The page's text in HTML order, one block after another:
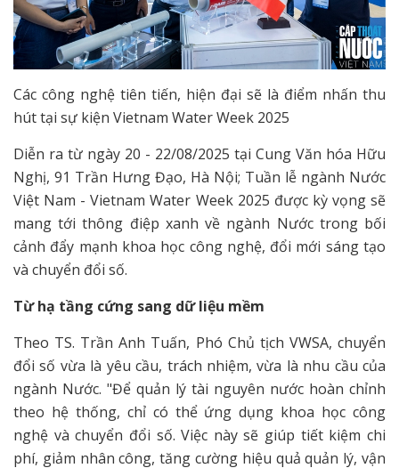
Các công nghệ tiên tiến, hiện đại sẽ là điểm nhấn thu
hút tại sự kiện Vietnam Water Week 2025
Diễn ra từ ngày 20 - 22/08/2025 tại Cung Văn hóa Hữu
Nghị, 91 Trần Hưng Đạo, Hà Nội; Tuần lễ ngành Nước
Việt Nam - Vietnam Water Week 2025 được kỳ vọng sẽ
mang tới thông điệp xanh về ngành Nước trong bối
cảnh đẩy mạnh khoa học công nghệ, đổi mới sáng tạo
và chuyển đổi số.
Từ hạ tầng cứng sang dữ liệu mềm
Theo TS. Trần Anh Tuấn, Phó Chủ tịch VWSA, chuyển
đổi số vừa là yêu cầu, trách nhiệm, vừa là nhu cầu của
ngành Nước. "Để quản lý tài nguyên nước hoàn chỉnh
theo hệ thống, chỉ có thể ứng dụng khoa học công
nghệ và chuyển đổi số. Việc này sẽ giúp tiết kiệm chi
phí, giảm nhân công, tăng cường hiệu quả quản lý, vận